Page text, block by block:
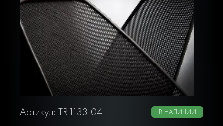
Артикул: TR1133-04 В НАЛИЧИИ